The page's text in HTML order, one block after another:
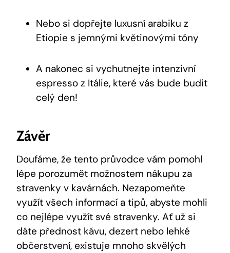
Nebo si dopřejte luxusní arabiku z
Etiopie s jemnými květinovými tóny
A nakonec si vychutnejte intenzivní
espresso z Itálie, které vás bude budit
celý den!
Závěr
Doufáme, že tento průvodce vám pomohl
lépe porozumět možnostem nákupu za
stravenky v kavárnách. Nezapomeňte
využít všech informací a tipů, abyste mohli
co nejlépe využít své stravenky. Ať už si
dáte přednost kávu, dezert nebo lehké
občerstvení, existuje mnoho skvělých